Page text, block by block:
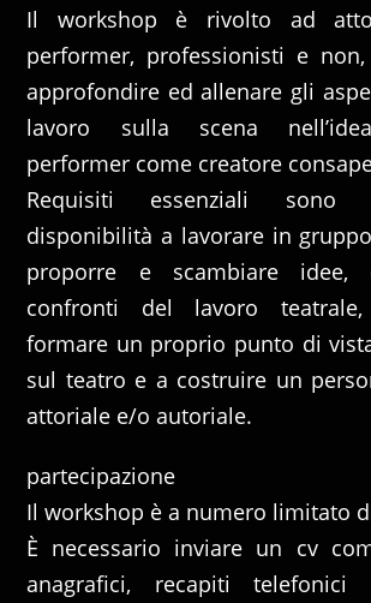
Il workshop è rivolto ad
performer, professionisti e
approfondire ed allenare gli
lavoro sulla scena
performer come creatore
Requisiti essenziali sono
disponibilità a lavorare in
proporre e scambiare idee,
confronti del lavoro
formare un proprio punto di
sul teatro e a costruire un
attoriale e/o autoriale.
partecipazione
Il workshop è a numero limitato
È necessario inviare un cv
anagrafici, recapiti